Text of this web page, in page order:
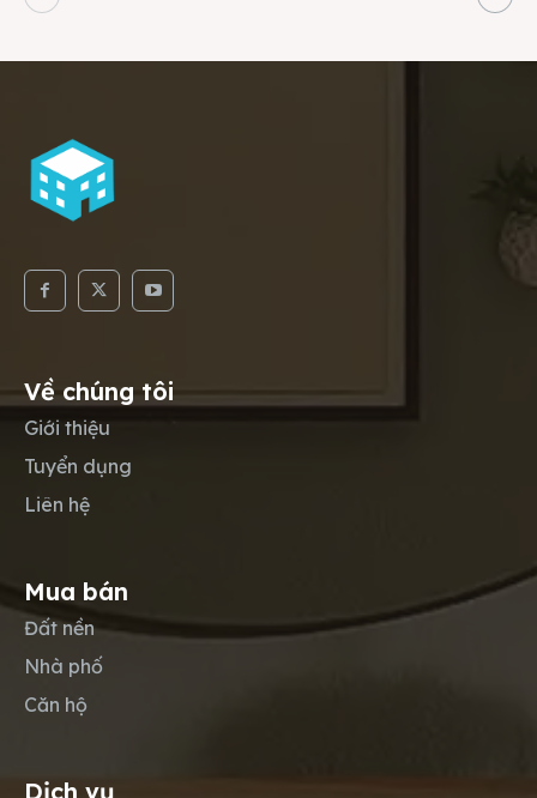
Về chúng tôi
Giới thiệu
Tuyển dụng
Liên hệ
Mua bán
Đất nền
Nhà phố
Căn hộ
Dịch vụ